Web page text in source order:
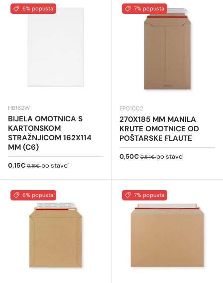
6% popusta
HB162W
BIJELA OMOTNICA S
KARTONSKOM
STRAŽNJICOM 162X114
MM (C6)
Cijena na sniženju
0,15€ Redovna cijena
0,16€po stavci
7% popusta
EP01002
270X185 MM MANILA
KRUTE OMOTNICE OD
POŠTARSKE FLAUTE
Cijena na sniženju
0,50€ Redovna cijena
0,54€po stavci
6% popusta 7% popusta